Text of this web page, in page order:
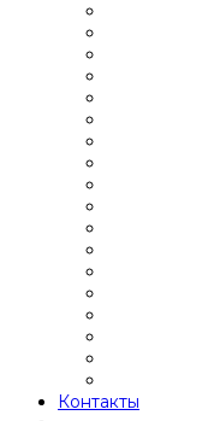
Контакты